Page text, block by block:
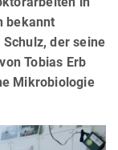
bekannt
der seine
Tobias Erb
Mikrobiologie